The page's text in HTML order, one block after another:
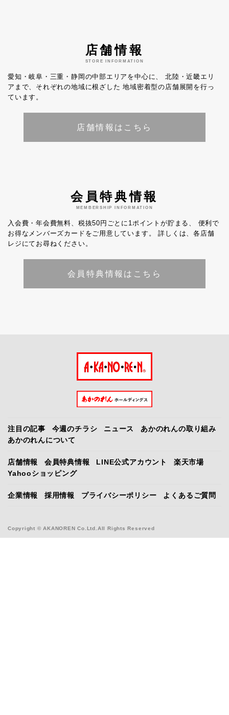
店舗情報
STORE INFORMATION
愛知・岐阜・三重・静岡の中部エリアを中心に、
北陸・近畿エリ
アまで、それぞれの地域に根ざした 地域密着型の店舗展開を行っ
ています。
店舗情報はこちら
会員特典情報
MEMBERSHIP INFORMATION
入会費・年会費無料、税抜50円ごとに1ポイントが貯まる、
便利で
お得なメンバーズカードをご用意しています。
詳しくは、各店舗
レジにてお尋ねください。
会員特典情報はこちら
Copyright © AKANOREN Co.Ltd.All Rights Reserved
注目の記事 今週のチラシ ニュース
あかのれんの取り組み
あかのれんについて
店舗情報 会員特典情報 LINE公式アカウント
楽天市場
Yahooショッピング
企業情報 採用情報 プライバシーポリシー よくあるご質問